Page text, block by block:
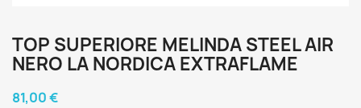
TOP SUPERIORE MELINDA STEEL AIR
NERO LA NORDICA EXTRAFLAME
81,00 €